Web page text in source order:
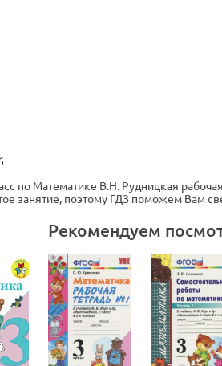
по Математике В.Н. Рудницкая рабочая
занятие, поэтому ГДЗ поможем Вам
Рекомендуем